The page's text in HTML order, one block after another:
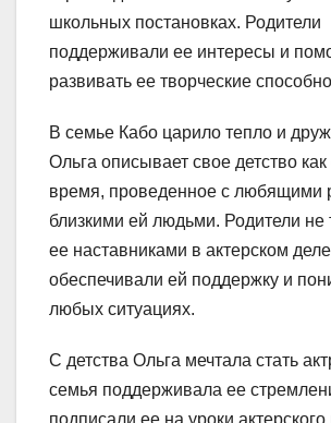
школьных постановках. Родители
поддерживали ее интересы и
развивать ее творческие
В семье Кабо царило тепло и
Ольга описывает свое детство
время, проведенное с любящими
близкими ей людьми. Родители не
ее наставниками в актерском
обеспечивали ей поддержку и
любых ситуациях.
С детства Ольга мечтала стать
семья поддерживала ее